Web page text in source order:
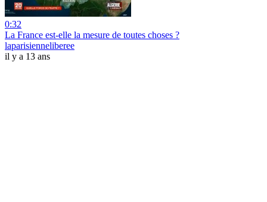
0:32
La France est-elle la mesure de toutes choses ?
laparisienneliberee
il y a 13 ans